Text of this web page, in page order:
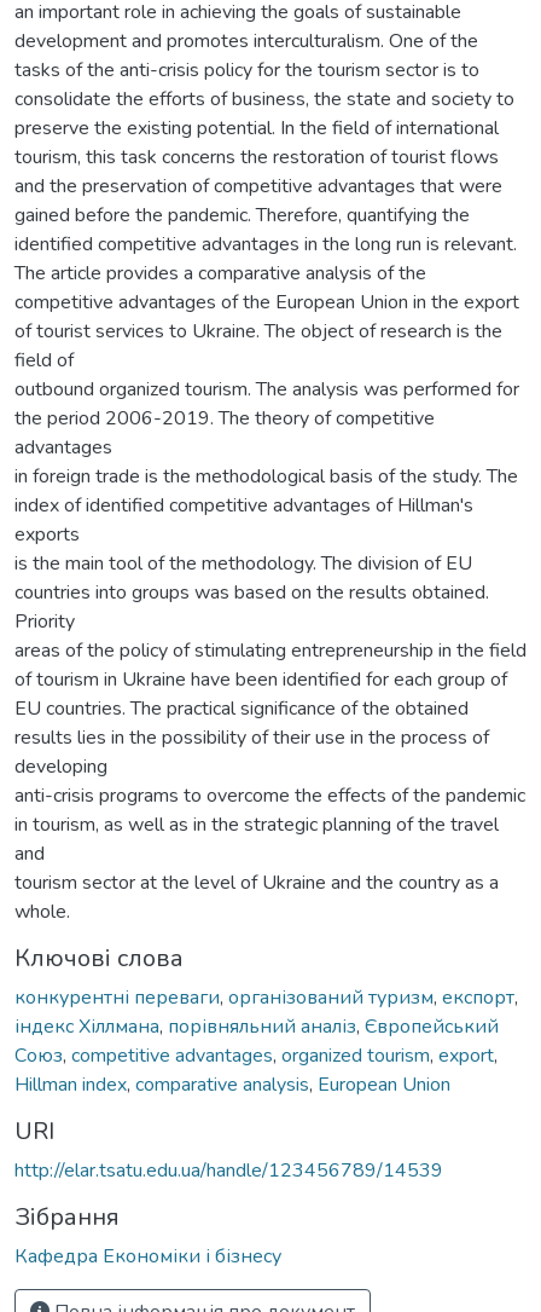
an important role in achieving the goals of sustainable
development and promotes interculturalism. One of the
tasks of the anti-crisis policy for the tourism sector is to
consolidate the efforts of business, the state and society to
preserve the existing potential. In the field of international
tourism, this task concerns the restoration of tourist flows
and the preservation of competitive advantages that were
gained before the pandemic. Therefore, quantifying the
identified competitive advantages in the long run is relevant.
The article provides a comparative analysis of the
competitive advantages of the European Union in the export
of tourist services to Ukraine. The object of research is the
field of
outbound organized tourism. The analysis was performed for
the period 2006-2019. The theory of competitive
advantages
in foreign trade is the methodological basis of the study. The
index of identified competitive advantages of Hillman's
exports
is the main tool of the methodology. The division of EU
countries into groups was based on the results obtained.
Priority
areas of the policy of stimulating entrepreneurship in the field
of tourism in Ukraine have been identified for each group of
EU countries. The practical significance of the obtained
results lies in the possibility of their use in the process of
developing
anti-crisis programs to overcome the effects of the pandemic
in tourism, as well as in the strategic planning of the travel
and
tourism sector at the level of Ukraine and the country as a
whole.
Ключові слова
конкурентні переваги, організований туризм, експорт,
індекс Хіллмана, порівняльний аналіз, Європейський
Союз, competitive advantages, organized tourism, export,
Hillman index, comparative analysis, European Union
URI
http://elar.tsatu.edu.ua/handle/123456789/14539
Зібрання
Кафедра Економіки і бізнесу